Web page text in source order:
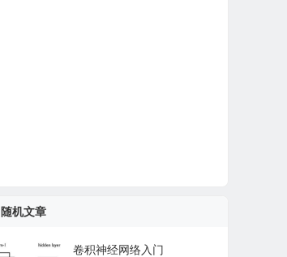
随机文章
卷积神经网络入门